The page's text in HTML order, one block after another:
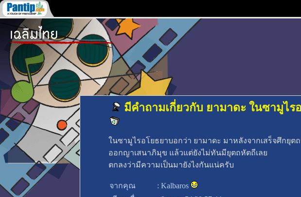
มีคำถามเกี่ยวกับ ยามาดะ ในซามูไร
ในซามูไรอโยธยาบอกว่า ยามาดะ มาหลังจากเสร็จศึกยุ
ออกญาเสนาภิมุข แล้วแต่ยังไม่ทันมียุตถหัตถีเลย
ตกลงว่ามีความเป็นมายังไงกันแน่ครับ
จากคุณ : Kalbaros